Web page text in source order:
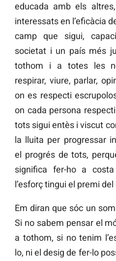
educada amb els
interessats en l’eficàcia
camp que sigui,
societat i un país més
tothom i a totes les
respirar, viure, parlar,
on es respecti
on cada persona
tots sigui entès i viscut
la lluita per progressar
el progrés de tots,
significa fer-ho a
l’esforç tingui el premi
Em diran que sóc un
Si no sabem pensar el
a tothom, si no tenim
lo, ni el desig de fer-lo